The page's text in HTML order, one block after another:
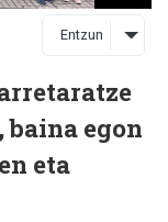
Entzun
egon
eta